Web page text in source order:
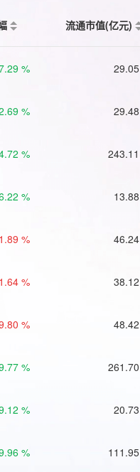
流通市值(亿元)
% 29.05
% 29.48
% 243.11
% 13.88
% 46.24
% 38.12
% 48.42
% 261.70
% 20.73
% 111.95